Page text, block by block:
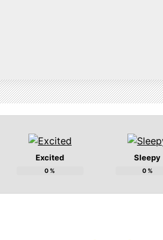
Excited
0%
Sleepy
0%